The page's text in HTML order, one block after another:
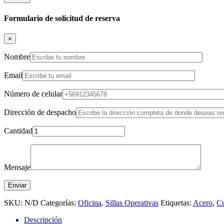
Formulario de solicitud de reserva
×
Nombre
Email
Número de celular
Dirección de despacho
Cantidad
Mensaje
SKU: N/D Categorías: Oficina, Sillas Operativas Etiquetas: Acero,
Descripción